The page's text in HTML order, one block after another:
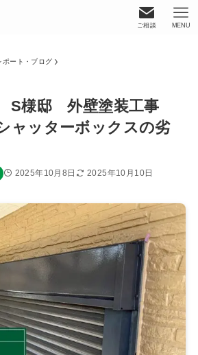
ご相談 MENU
ポート・ブログ
S様邸 外壁塗装工事
ャッターボックスの劣
2025年10月8日 2025年10月10日